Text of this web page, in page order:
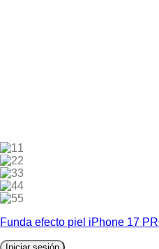
1
2
3
4
5
Funda efecto piel iPhone 17